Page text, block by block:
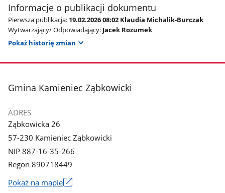
Informacje o publikacji dokumentu
Pierwsza publikacja: 19.02.2026 08:02 Klaudia Michalik-Burczak
Wytwarzający/ Odpowiadający: Jacek Rozumek
Pokaż historię zmian
stopka
Gmina Kamieniec Ząbkowicki
ADRES
Ząbkowicka 26
57-230 Kamieniec Ząbkowicki
NIP 887-16-35-266
Regon 890718449
Pokaż na mapieLink